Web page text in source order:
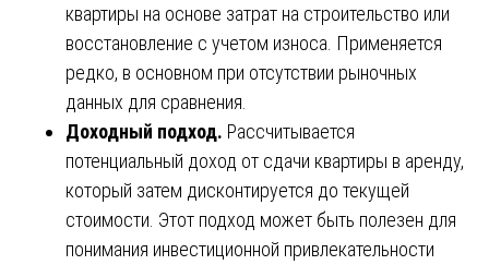
квартиры на основе затрат на строительство или
восстановление с учетом износа. Применяется
редко, в основном при отсутствии рыночных
данных для сравнения.
Доходный подход. Рассчитывается
потенциальный доход от сдачи квартиры в аренду,
который затем дисконтируется до текущей
стоимости. Этот подход может быть полезен для
понимания инвестиционной привлекательности